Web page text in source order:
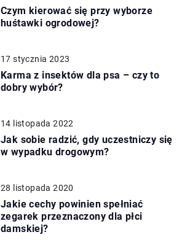
Czym kierować się przy wyborze
huśtawki ogrodowej?
17 stycznia 2023
Karma z insektów dla psa – czy to
dobry wybór?
14 listopada 2022
Jak sobie radzić, gdy uczestniczy się
w wypadku drogowym?
28 listopada 2020
Jakie cechy powinien spełniać
zegarek przeznaczony dla płci
damskiej?